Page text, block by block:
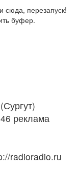
сюда, перезапуск!
буфер.
реклама
radioradio.ru